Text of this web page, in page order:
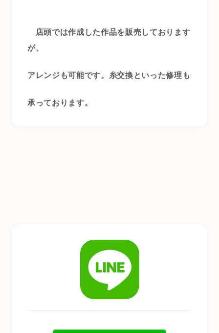
店頭では作成した作品を販売しております
が、
アレンジも可能です。糸交換といった修理も
承っております。